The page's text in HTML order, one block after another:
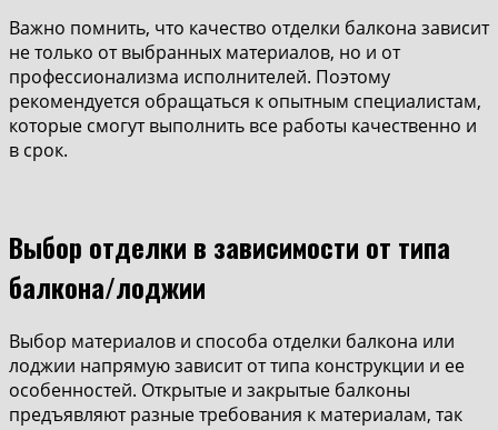
Важно помнить, что качество отделки балкона зависит
не только от выбранных материалов, но и от
профессионализма исполнителей. Поэтому
рекомендуется обращаться к опытным специалистам,
которые смогут выполнить все работы качественно и
в срок.
Выбор отделки в зависимости от типа
балкона/лоджии
Выбор материалов и способа отделки балкона или
лоджии напрямую зависит от типа конструкции и ее
особенностей. Открытые и закрытые балконы
предъявляют разные требования к материалам, так